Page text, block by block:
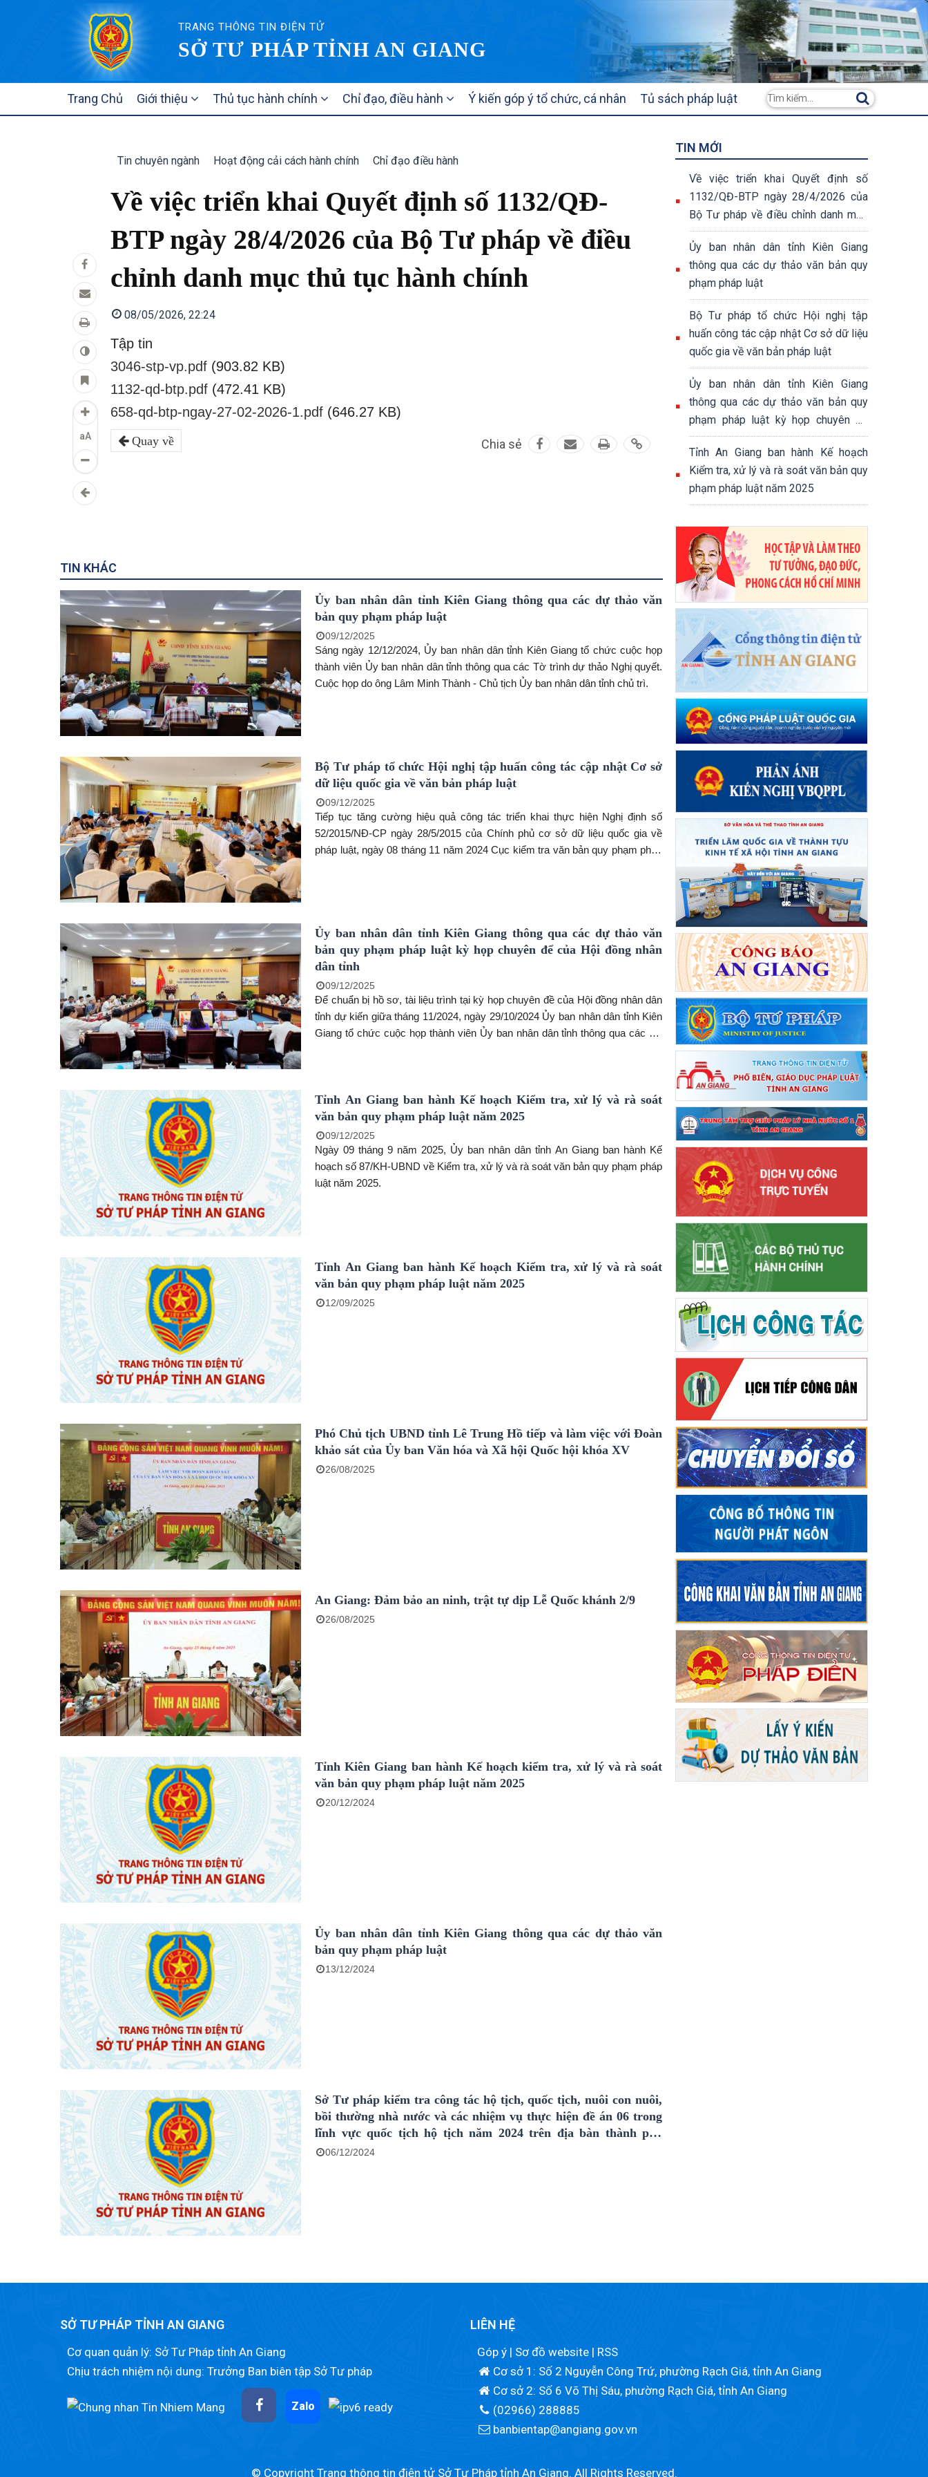
TRANG THÔNG TIN ĐIỆN TỬ
SỞ TƯ PHÁP TỈNH AN GIANG
NAVIGATION
Trang Chủ Giới thiệu Thủ tục hành chính Chỉ đạo, điều hành Ý kiến góp ý tổ chức, cá nhân Tủ sách pháp luật
aA
Tin chuyên ngành Hoạt động cải cách hành chính Chỉ đạo điều hành
Về việc triển khai Quyết định số 1132/QĐ-
BTP ngày 28/4/2026 của Bộ Tư pháp về điều
chỉnh danh mục thủ tục hành chính
08/05/2026, 22:24
Tập tin
3046-stp-vp.pdf (903.82 KB)
1132-qd-btp.pdf (472.41 KB)
658-qd-btp-ngay-27-02-2026-1.pdf (646.27 KB)
Quay về Chia sẻ
TIN KHÁC
Ủy ban nhân dân tỉnh Kiên Giang thông qua các dự thảo văn
bản quy phạm pháp luật
09/12/2025
Sáng ngày 12/12/2024, Ủy ban nhân dân tỉnh Kiên Giang tổ chức cuộc họp
thành viên Ủy ban nhân dân tỉnh thông qua các Tờ trình dự thảo Nghị quyết.
Cuộc họp do ông Lâm Minh Thành - Chủ tịch Ủy ban nhân dân tỉnh chủ trì.
Bộ Tư pháp tổ chức Hội nghị tập huấn công tác cập nhật Cơ sở
dữ liệu quốc gia về văn bản pháp luật
09/12/2025
Tiếp tục tăng cường hiệu quả công tác triển khai thực hiện Nghị định số
52/2015/NĐ-CP ngày 28/5/2015 của Chính phủ cơ sở dữ liệu quốc gia về
pháp luật, ngày 08 tháng 11 năm 2024 Cục kiểm tra văn bản quy phạm pháp
Ủy ban nhân dân tỉnh Kiên Giang thông qua các dự thảo văn
bản quy phạm pháp luật kỳ họp chuyên để của Hội đồng nhân
dân tỉnh
09/12/2025
Để chuẩn bị hồ sơ, tài liệu trình tại kỳ họp chuyên đề của Hội đồng nhân dân
tỉnh dự kiến giữa tháng 11/2024, ngày 29/10/2024 Ủy ban nhân dân tỉnh Kiên
Giang tổ chức cuộc họp thành viên Ủy ban nhân dân tỉnh thông qua các Tờ
Tỉnh An Giang ban hành Kế hoạch Kiểm tra, xử lý và rà soát
văn bản quy phạm pháp luật năm 2025
09/12/2025
Ngày 09 tháng 9 năm 2025, Ủy ban nhân dân tỉnh An Giang ban hành Kế
hoạch số 87/KH-UBND về Kiểm tra, xử lý và rà soát văn bản quy phạm pháp
luật năm 2025.
Tỉnh An Giang ban hành Kế hoạch Kiểm tra, xử lý và rà soát
văn bản quy phạm pháp luật năm 2025
12/09/2025
Phó Chủ tịch UBND tỉnh Lê Trung Hồ tiếp và làm việc với Đoàn
khảo sát của Ủy ban Văn hóa và Xã hội Quốc hội khóa XV
26/08/2025
An Giang: Đảm bảo an ninh, trật tự dịp Lễ Quốc khánh 2/9
26/08/2025
Tỉnh Kiên Giang ban hành Kế hoạch kiểm tra, xử lý và rà soát
văn bản quy phạm pháp luật năm 2025
20/12/2024
Ủy ban nhân dân tỉnh Kiên Giang thông qua các dự thảo văn
bản quy phạm pháp luật
13/12/2024
Sở Tư pháp kiểm tra công tác hộ tịch, quốc tịch, nuôi con nuôi,
bồi thường nhà nước và các nhiệm vụ thực hiện đề án 06 trong
lĩnh vực quốc tịch hộ tịch năm 2024 trên địa bàn thành phố
Rạch Giá
06/12/2024
TIN MỚI
Về việc triển khai Quyết định số
1132/QĐ-BTP ngày 28/4/2026 của
Bộ Tư pháp về điều chỉnh danh mục
thủ tục hành chính
Ủy ban nhân dân tỉnh Kiên Giang
thông qua các dự thảo văn bản quy
phạm pháp luật
Bộ Tư pháp tổ chức Hội nghị tập
huấn công tác cập nhật Cơ sở dữ liệu
quốc gia về văn bản pháp luật
Ủy ban nhân dân tỉnh Kiên Giang
thông qua các dự thảo văn bản quy
phạm pháp luật kỳ họp chuyên để
của Hội đồng nhân dân tỉnh
Tỉnh An Giang ban hành Kế hoạch
Kiểm tra, xử lý và rà soát văn bản quy
phạm pháp luật năm 2025
SỞ TƯ PHÁP TỈNH AN GIANG
Cơ quan quản lý: Sở Tư Pháp tỉnh An Giang
Chịu trách nhiệm nội dung: Trưởng Ban biên tập Sở Tư pháp
Zalo
LIÊN HỆ
Góp ý | Sơ đồ website | RSS
Cơ sở 1: Số 2 Nguyễn Công Trứ, phường Rạch Giá, tỉnh An Giang
Cơ sở 2: Số 6 Võ Thị Sáu, phường Rạch Giá, tỉnh An Giang
(02966) 288885
banbientap@angiang.gov.vn
© Copyright Trang thông tin điện tử Sở Tư Pháp tỉnh An Giang. All Rights Reserved.